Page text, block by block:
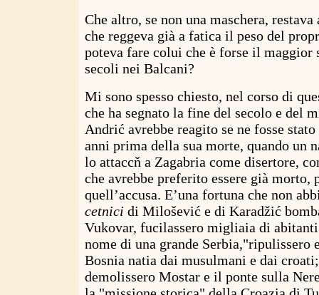
Che altro, se non una maschera,
che reggeva già a fatica il peso del
poteva fare colui che è forse il
secoli nei Balcani?
Mi sono spesso chiesto, nel corso di
che ha segnato la fine del secolo e del
Andrić avrebbe reagito se ne fosse
anni prima della sua morte, quando un
lo attaccň a Zagabria come disertore,
che avrebbe preferito essere già morto,
quell’accusa. E’una fortuna che non
cetnici di Milošević e di Karadžić
Vukovar, fucilassero migliaia di
nome di una grande Serbia,"ripulissero
Bosnia natia dai musulmani e dai
demolissero Mostar e il ponte sulla